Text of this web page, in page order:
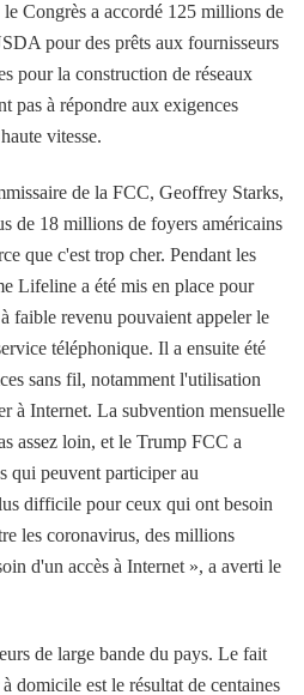
Congrès a accordé 125 millions de
pour des prêts aux fournisseurs
pour la construction de réseaux
pas à répondre aux exigences
vitesse.
de la FCC, Geoffrey Starks,
de 18 millions de foyers américains
que c'est trop cher. Pendant les
Lifeline a été mis en place pour
faible revenu pouvaient appeler le
téléphonique. Il a ensuite été
sans fil, notamment l'utilisation
à Internet. La subvention mensuelle
assez loin, et le Trump FCC a
qui peuvent participer au
difficile pour ceux qui ont besoin
les coronavirus, des millions
d'un accès à Internet », a averti le
de large bande du pays. Le fait
domicile est le résultat de centaines